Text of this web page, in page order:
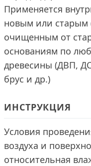
Применяется
новым или
очищенным от
основаниям по
древесины (ДВП,
брус и др.)
ИНСТРУКЦИЯ
Условия
воздуха и
относительная